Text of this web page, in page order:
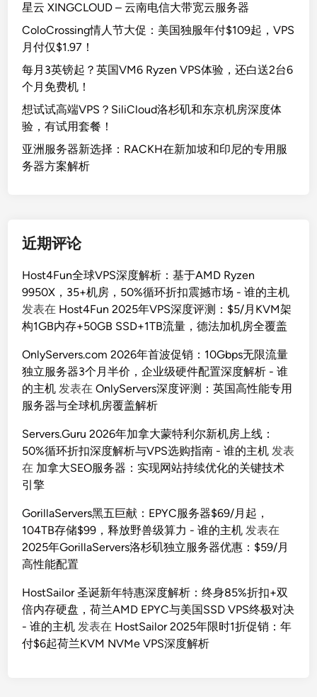
星云 XINGCLOUD – 云南电信大带宽云服务器
ColoCrossing情人节大促：美国独服年付$109起，VPS
月付仅$1.97！
每月3英镑起？英国VM6 Ryzen VPS体验，还白送2台6
个月免费机！
想试试高端VPS？SiliCloud洛杉矶和东京机房深度体
验，有试用套餐！
亚洲服务器新选择：RACKH在新加坡和印尼的专用服
务器方案解析
近期评论
Host4Fun全球VPS深度解析：基于AMD Ryzen
9950X，35+机房，50%循环折扣震撼市场 - 谁的主机
发表在 Host4Fun 2025年VPS深度评测：$5/月KVM架
构1GB内存+50GB SSD+1TB流量，德法加机房全覆盖
OnlyServers.com 2026年首波促销：10Gbps无限流量
独立服务器3个月半价，企业级硬件配置深度解析 - 谁
的主机 发表在OnlyServers深度评测：英国高性能专用
服务器与全球机房覆盖解析
Servers.Guru 2026年加拿大蒙特利尔新机房上线：
50%循环折扣深度解析与VPS选购指南 - 谁的主机 发表
在 加拿大SEO服务器：实现网站持续优化的关键技术
引擎
GorillaServers黑五巨献：EPYC服务器$69/月起，
104TB存储$99，释放野兽级算力 - 谁的主机 发表在
2025年GorillaServers洛杉矶独立服务器优惠：$59/月
高性能配置
HostSailor 圣诞新年特惠深度解析：终身85%折扣+双
倍内存硬盘，荷兰AMD EPYC与美国SSD VPS终极对决
- 谁的主机 发表在 HostSailor 2025年限时1折促销：年
付$6起荷兰KVM NVMe VPS深度解析